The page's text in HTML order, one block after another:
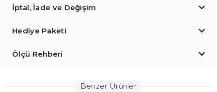
İptal, İade ve Değişim
Hediye Paketi
Ölçü Rehberi
Benzer Ürünler